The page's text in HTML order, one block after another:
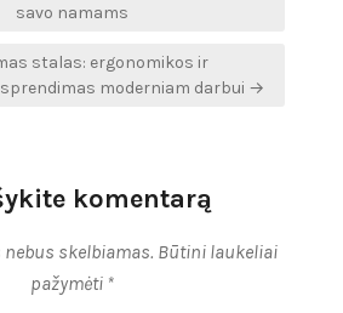
savo namams
stalas: ergonomikos ir
moderniam darbui →
komentarą
nebus skelbiamas. Būtini laukeliai
pažymėti *